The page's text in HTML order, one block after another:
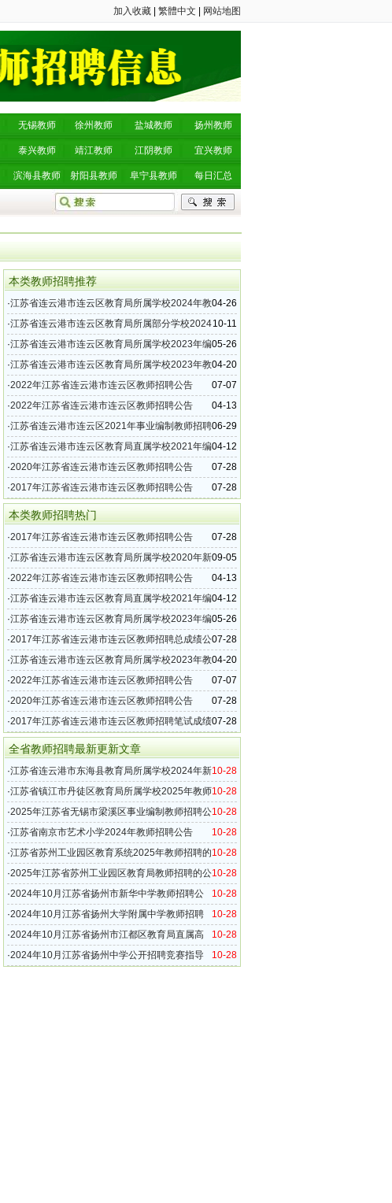
加入收藏 繁體中文 网站地图
无锡教师 徐州教师 盐城教师 扬州教师
泰兴教师 靖江教师 江阴教师 宜兴教师
滨海县教师 射阳县教师 阜宁县教师 每日汇总
本类教师招聘推荐
04-26
·江苏省连云港市连云区教育局所属学校2024年教
师招聘公告（14名）
10-11
·江苏省连云港市连云区教育局所属部分学校2024
年教师招聘公告（16名）
05-26
·江苏省连云港市连云区教育局所属学校2023年编
制教师招聘公告（44名）
04-20
·江苏省连云港市连云区教育局所属学校2023年教
师招聘公告（30名）
07-07
·2022年江苏省连云港市连云区教师招聘公告
（47名）
04-13
·2022年江苏省连云港市连云区教师招聘公告
（15名）
06-29
·江苏省连云港市连云区2021年事业编制教师招聘
公告（42名）
04-12
·江苏省连云港市连云区教育局直属学校2021年编
制教师招聘公告（10名）
07-28
·2020年江苏省连云港市连云区教师招聘公告
（25名）
07-28
·2017年江苏省连云港市连云区教师招聘公告
（30名）
本类教师招聘热门
07-28
·2017年江苏省连云港市连云区教师招聘公告
（30名）
09-05
·江苏省连云港市连云区教育局所属学校2020年新
教师招聘拟聘用人员名单公示
04-13
·2022年江苏省连云港市连云区教师招聘公告
（15名）
04-12
·江苏省连云港市连云区教育局直属学校2021年编
制教师招聘公告（10名）
05-26
·江苏省连云港市连云区教育局所属学校2023年编
制教师招聘公告（44名）
07-28
·2017年江苏省连云港市连云区教师招聘总成绩公
示
04-20
·江苏省连云港市连云区教育局所属学校2023年教
师招聘公告（30名）
07-07
·2022年江苏省连云港市连云区教师招聘公告
（47名）
07-28
·2020年江苏省连云港市连云区教师招聘公告
（25名）
07-28
·2017年江苏省连云港市连云区教师招聘笔试成绩
公示
全省教师招聘最新更新文章
10-28
·江苏省连云港市东海县教育局所属学校2024年新
教师招聘公告（96名）
10-28
·江苏省镇江市丹徒区教育局所属学校2025年教师
招聘公告（16名）
10-28
·2025年江苏省无锡市梁溪区事业编制教师招聘公
告（180名）
10-28
·江苏省南京市艺术小学2024年教师招聘公告
10-28
·江苏省苏州工业园区教育系统2025年教师招聘的
相关通知
10-28
·2025年江苏省苏州工业园区教育局教师招聘的公
告（赴南京师范大学）
10-28
·2024年10月江苏省扬州市新华中学教师招聘公
告
10-28
·2024年10月江苏省扬州大学附属中学教师招聘
公告（二）
10-28
·2024年10月江苏省扬州市江都区教育局直属高
级中学教师招聘公告
10-28
·2024年10月江苏省扬州中学公开招聘竞赛指导